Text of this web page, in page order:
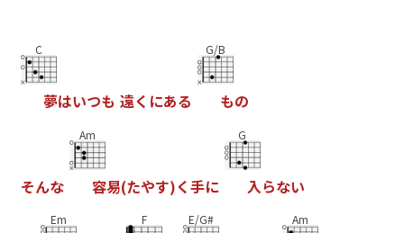
C
夢はいつも 遠く にある
G/B
もの
そんな
Am
容易(たやす)く手に
G
入らない
Em F E/G# Am